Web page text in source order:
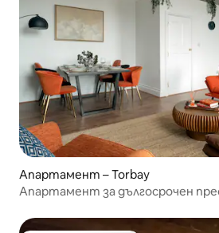
Апартамент – Torbay
Апартамент за дългосрочен